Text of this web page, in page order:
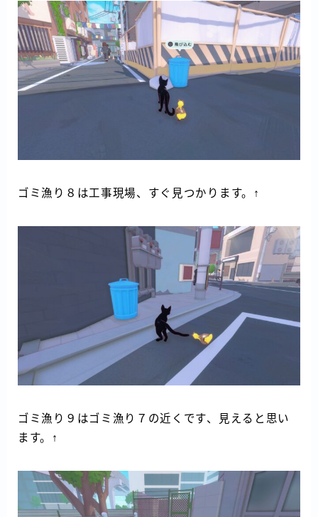
ゴミ漁り８は工事現場、すぐ見つかります。↑
ゴミ漁り９はゴミ漁り７の近くです、見えると思い
ます。↑